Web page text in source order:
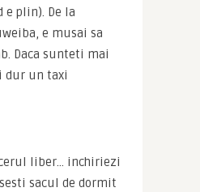
e plin). De la
e musai sa
Daca sunteti mai
dur un taxi
liber… inchiriezi
sacul de dormit